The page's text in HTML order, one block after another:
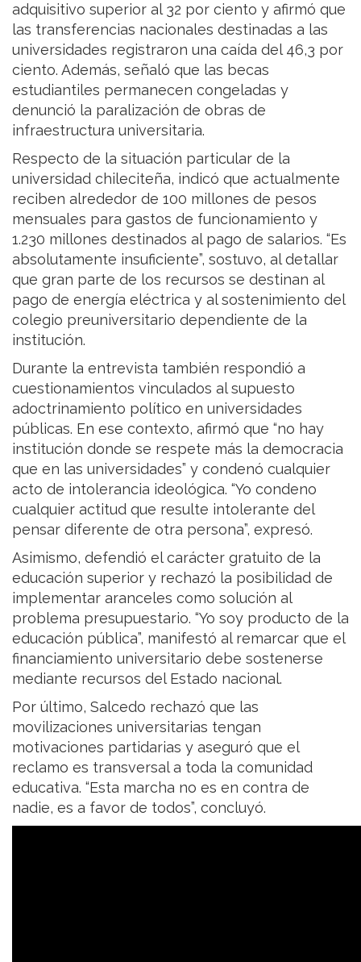
adquisitivo superior al 32 por ciento y afirmó que
las transferencias nacionales destinadas a las
universidades registraron una caída del 46,3 por
ciento. Además, señaló que las becas
estudiantiles permanecen congeladas y
denunció la paralización de obras de
infraestructura universitaria.
Respecto de la situación particular de la
universidad chileciteña, indicó que actualmente
reciben alrededor de 100 millones de pesos
mensuales para gastos de funcionamiento y
1.230 millones destinados al pago de salarios. “Es
absolutamente insuficiente”, sostuvo, al detallar
que gran parte de los recursos se destinan al
pago de energía eléctrica y al sostenimiento del
colegio preuniversitario dependiente de la
institución.
Durante la entrevista también respondió a
cuestionamientos vinculados al supuesto
adoctrinamiento político en universidades
públicas. En ese contexto, afirmó que “no hay
institución donde se respete más la democracia
que en las universidades” y condenó cualquier
acto de intolerancia ideológica. “Yo condeno
cualquier actitud que resulte intolerante del
pensar diferente de otra persona”, expresó.
Asimismo, defendió el carácter gratuito de la
educación superior y rechazó la posibilidad de
implementar aranceles como solución al
problema presupuestario. “Yo soy producto de la
educación pública”, manifestó al remarcar que el
financiamiento universitario debe sostenerse
mediante recursos del Estado nacional.
Por último, Salcedo rechazó que las
movilizaciones universitarias tengan
motivaciones partidarias y aseguró que el
reclamo es transversal a toda la comunidad
educativa. “Esta marcha no es en contra de
nadie, es a favor de todos”, concluyó.